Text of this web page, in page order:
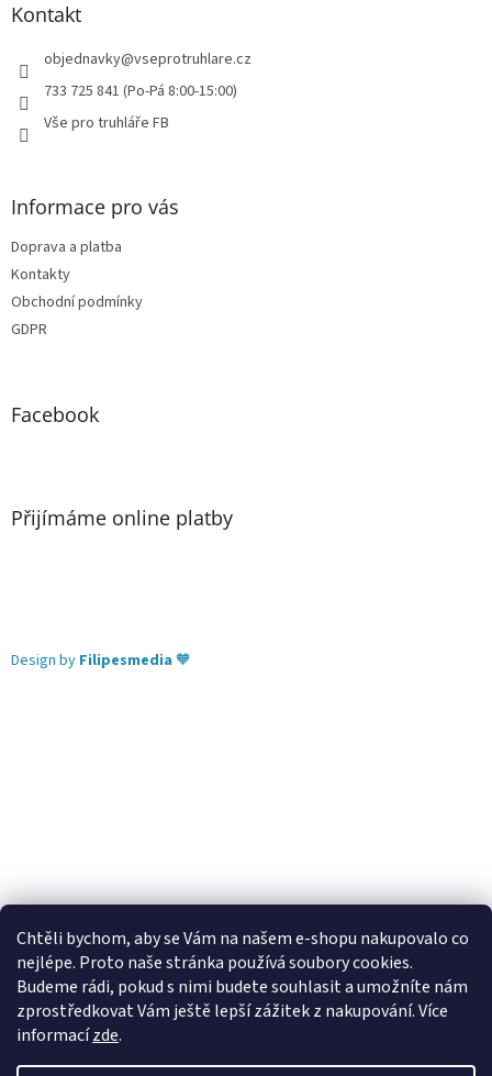
Chtěli bychom, aby se Vám na našem e-shopu nakupovalo co
nejlépe. Proto naše stránka používá soubory cookies.
Budeme rádi, pokud s nimi budete souhlasit a umožníte nám
zprostředkovat Vám ještě lepší zážitek z nakupování.Více
informacízde.
Kontakt
objednavky@vseprotruhlare.cz
733 725 841 (Po-Pá 8:00-15:00)
Vše pro truhláře FB
Informace pro vás
Doprava a platba
Kontakty
Obchodní podmínky
GDPR
Facebook
Přijímáme online platby
Design by Filipesmedia 🧡
Lekva nábytek ubytování pod Pálavou kování Tulip
úchytky Gamet
úchytky Siro Blum - perfecting motion